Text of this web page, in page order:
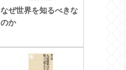
なぜ世界を知るべきな
のか